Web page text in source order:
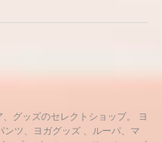
グッズのセレクトショップ。 ヨ
ツ、ヨガグッズ 、ルーパ、マ